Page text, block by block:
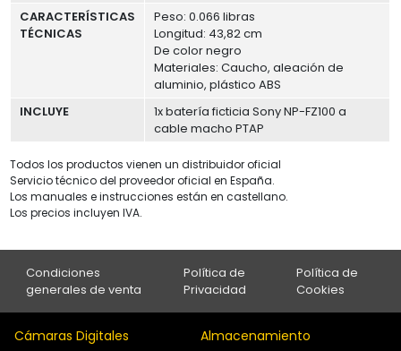
CARACTERÍSTICAS
TÉCNICAS
Peso: 0.066 libras
Longitud: 43,82 cm
De color negro
Materiales: Caucho, aleación de
aluminio, plástico ABS
INCLUYE
1x batería ficticia Sony NP-FZ100 a
cable macho PTAP
Todos los productos vienen un distribuidor oficial
Servicio técnico del proveedor oficial en España.
Los manuales e instrucciones están en castellano.
Los precios incluyen IVA.
Condiciones
generales de venta
Política de
Privacidad
Política de
Cookies
Cámaras Digitales Almacenamiento